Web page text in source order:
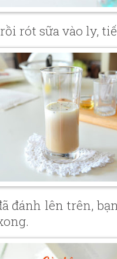
rót sữa vào ly,
đánh lên trên,